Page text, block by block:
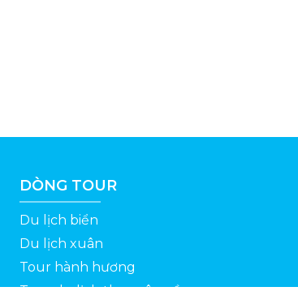
DÒNG TOUR
Du lịch biển
Du lịch xuân
Tour hành hương
Tour du lịch theo yêu cầu